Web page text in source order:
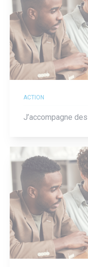
ACTION
J’accompagne